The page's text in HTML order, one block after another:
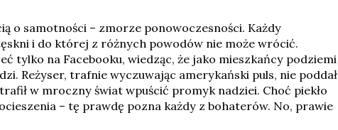
o samotności – zmorze ponowoczesności. Każdy
i do której z różnych powodów nie może wrócić.
tylko na Facebooku, wiedząc, że jako mieszkańcy podziemi
Reżyser, trafnie wyczuwając amerykański puls, nie poddał
w mroczny świat wpuścić promyk nadziei. Choć piekło
– tę prawdę pozna każdy z bohaterów. No, prawie